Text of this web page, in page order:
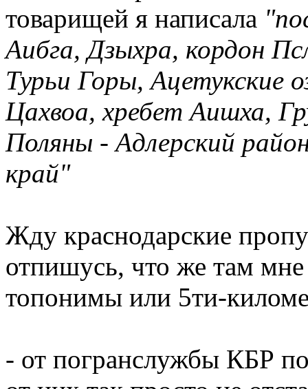
товарищей я написала
Аибга, Дзыхра, кордон
Турьи Горы, Ацетукские
Цахвоа, хребет Аишха,
Поляны - Адлерский
край"
Жду краснодарские
отпишусь, что же там
топонимы или 5ти-
- от погранслужбы КБР